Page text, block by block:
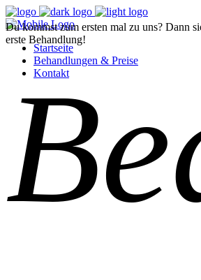
Startseite
Behandlungen & Preise
Kontakt
Du kommst zum ersten mal zu uns? Dann
erste Behandlung!